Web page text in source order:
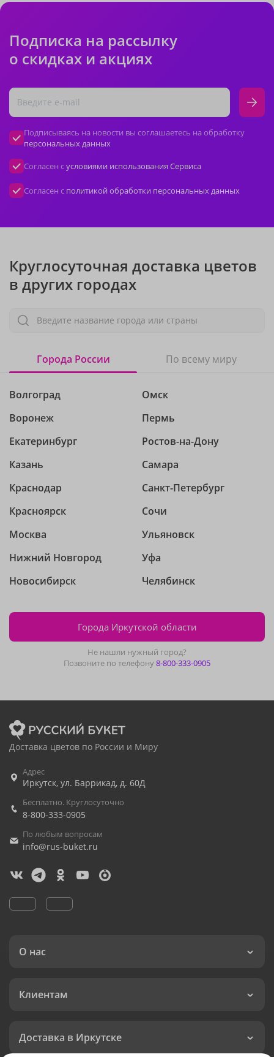
Подписка на рассылку
о скидках и акциях
Подписываясь на новости вы соглашаетесь на обработку
персональных данных
Согласен сусловиями использования Сервиса
Согласен с политикой обработки персональных данных
Круглосуточная доставка цветов
в других городах
Введите название города или страны
Города России По всему миру
Волгоград
Воронеж
Екатеринбург
Казань
Краснодар
Красноярск
Москва
Нижний Новгород
Новосибирск
Омск
Пермь
Ростов-на-Дону
Самара
Санкт-Петербург
Сочи
Ульяновск
Уфа
Челябинск
Города Иркутской области
Не нашли нужный город?
Позвоните по телефону8-800-333-0905
Доставка цветов по России и Миру
Адрес
Иркутск, ул. Баррикад, д. 60Д
Бесплатно. Круглосуточно
8-800-333-0905
По любым вопросам
info@rus-buket.ru
О нас
Клиентам
Доставка в Иркутске